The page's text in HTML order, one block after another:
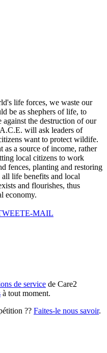
life forces, we waste our
be as shephers of life, to
the destruction of our
will ask leaders of
want to protect wildife.
a source of income, rather
local citizens to work
fences, planting and restoring
life benefits and local
and flourishes, thus
economy.
E-MAIL
de service de Care2
à tout moment.
?? Faites-le nous savoir.